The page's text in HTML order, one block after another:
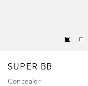
SUPER BB
Concealer